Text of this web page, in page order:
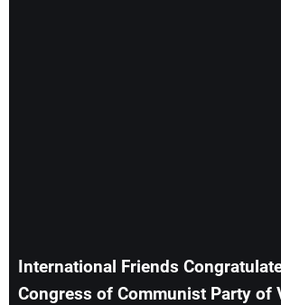
International Friends
Congress of Communist Party of